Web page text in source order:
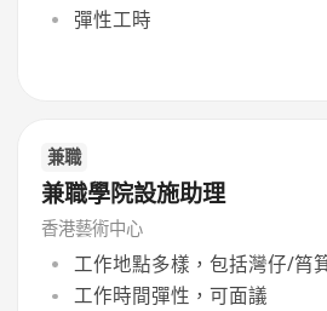
彈性工時
兼職
兼職學院設施助理
香港藝術中心
工作地點多樣，包括灣仔/筲
工作時間彈性，可面議